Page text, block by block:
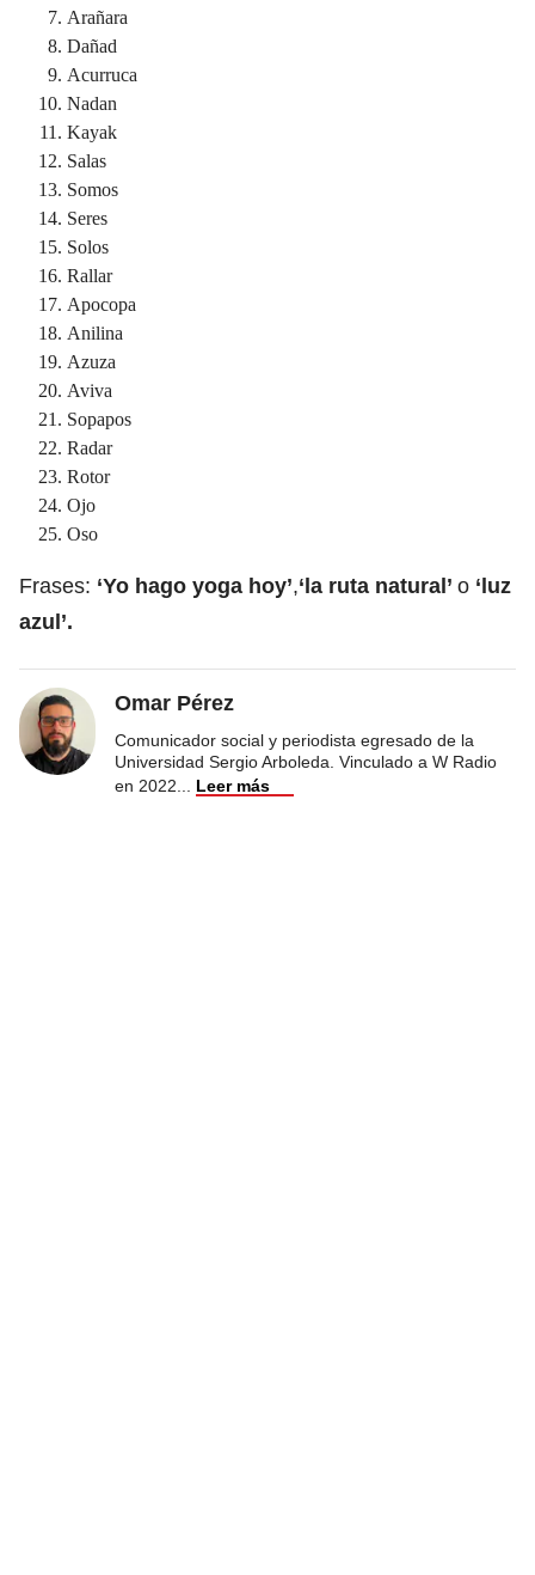
Arañara
Dañad
Acurruca
Nadan
Kayak
Salas
Somos
Seres
Solos
Rallar
Apocopa
Anilina
Azuza
Aviva
Sopapos
Radar
Rotor
Ojo
Oso
Frases: ‘Yo hago yoga hoy’,‘la ruta natural’ o ‘luz
azul’.
Omar Pérez
Comunicador social y periodista egresado de la
Universidad Sergio Arboleda. Vinculado a W Radio
en 2022
Leer más